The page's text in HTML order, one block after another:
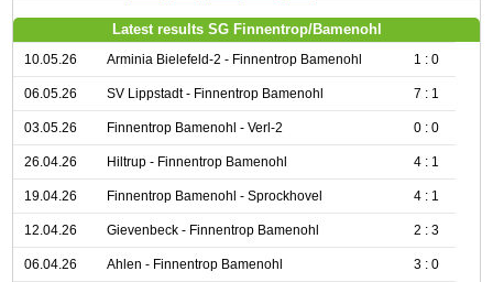
Latest results SG Finnentrop/Bamenohl
10.05.26 Arminia Bielefeld-2 - Finnentrop Bamenohl 1 : 0
06.05.26 SV Lippstadt - Finnentrop Bamenohl 7 : 1
03.05.26 Finnentrop Bamenohl - Verl-2 0 : 0
26.04.26 Hiltrup - Finnentrop Bamenohl 4 : 1
19.04.26 Finnentrop Bamenohl - Sprockhovel 4 : 1
12.04.26 Gievenbeck - Finnentrop Bamenohl 2 : 3
06.04.26 Ahlen - Finnentrop Bamenohl 3 : 0